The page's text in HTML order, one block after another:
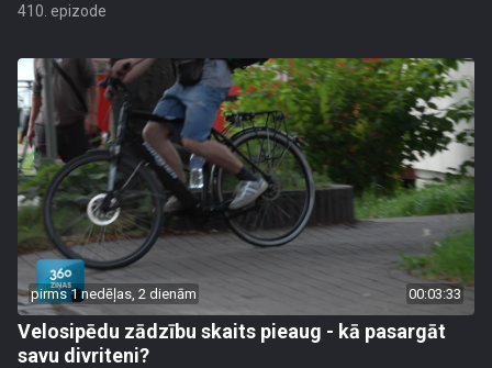
410. epizode
pirms 1 nedēļas, 2 dienām 00:03:33
Velosipēdu zādzību skaits pieaug - kā pasargāt
savu divriteni?